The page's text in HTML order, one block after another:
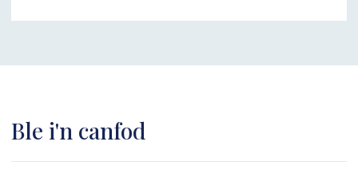
Ble i'n canfod